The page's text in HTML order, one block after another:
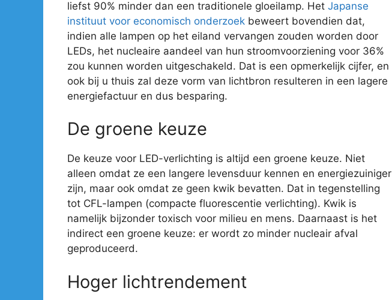
liefst 90% minder dan een traditionele gloeilamp. Het Japanse
instituut voor economisch onderzoek beweert bovendien dat,
indien alle lampen op het eiland vervangen zouden worden door
LEDs, het nucleaire aandeel van hun stroomvoorziening voor 36%
zou kunnen worden uitgeschakeld. Dat is een opmerkelijk cijfer, en
ook bij u thuis zal deze vorm van lichtbron resulteren in een lagere
energiefactuur en dus besparing.
De groene keuze
De keuze voor LED-verlichting is altijd een groene keuze. Niet
alleen omdat ze een langere levensduur kennen en energiezuiniger
zijn, maar ook omdat ze geen kwik bevatten. Dat in tegenstelling
tot CFL-lampen (compacte fluorescentie verlichting). Kwik is
namelijk bijzonder toxisch voor milieu en mens. Daarnaast is het
indirect een groene keuze: er wordt zo minder nucleair afval
geproduceerd.
Hoger lichtrendement